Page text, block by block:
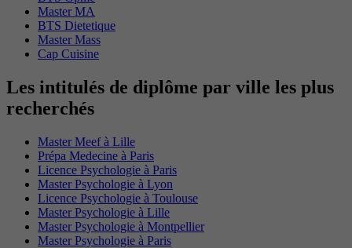
Master MA
BTS Dietetique
Master Mass
Cap Cuisine
Les intitulés de diplôme par ville les plus
recherchés
Master Meef à Lille
Prépa Medecine à Paris
Licence Psychologie à Paris
Master Psychologie à Lyon
Licence Psychologie à Toulouse
Master Psychologie à Lille
Master Psychologie à Montpellier
Master Psychologie à Paris